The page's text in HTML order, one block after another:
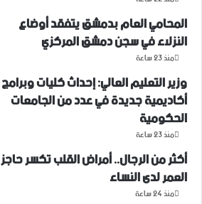
المحامي العام بدمشق يتفقد أوضاع
النزلاء في سجن دمشق المركزي
منذ 23 ساعة
وزير التعليم العالي: إحداث كليات وبرامج
أكاديمية جديدة في عدد من الجامعات
الحكومية
منذ 23 ساعة
أكثر من الرجال.. أمراض القلب تكسر حاجز
العمر لدى النساء
منذ 24 ساعة